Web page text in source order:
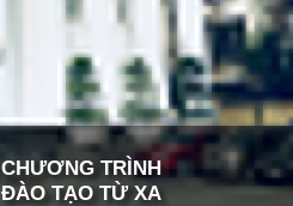
CHƯƠNG TRÌNH
ĐÀO TẠO TỪ XA